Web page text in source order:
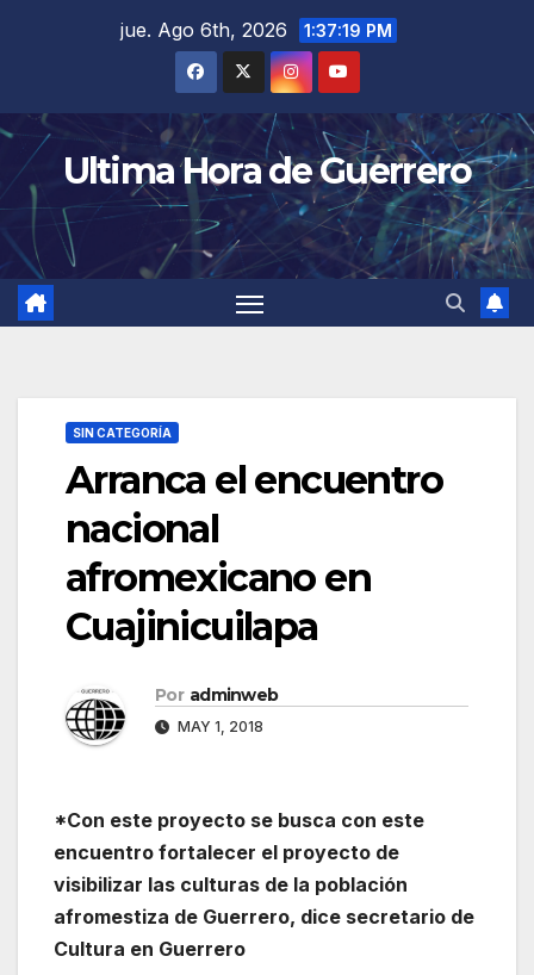
jue. Ago 6th, 2026 1:37:19 PM
Ultima Hora de Guerrero
SIN CATEGORÍA
Arranca el encuentro
nacional
afromexicano en
Cuajinicuilapa
Por adminweb
MAY 1, 2018
*Con este proyecto se busca con este
encuentro fortalecer el proyecto de
visibilizar las culturas de la población
afromestiza de Guerrero, dice secretario de
Cultura en Guerrero